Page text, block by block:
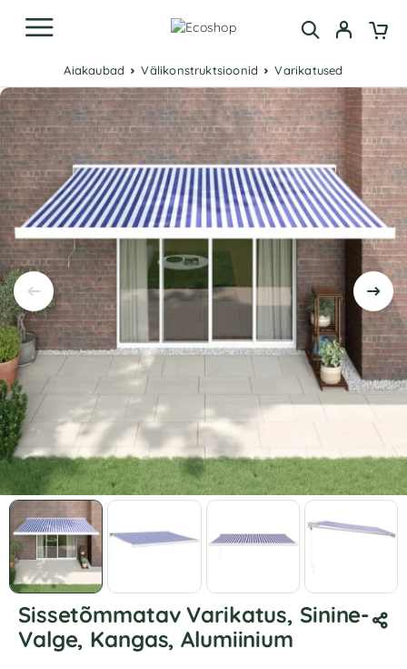
Aiakaubad Välikonstruktsioonid Varikatused
Sissetõmmatav Varikatus, Sinine-
Valge, Kangas, Alumiinium